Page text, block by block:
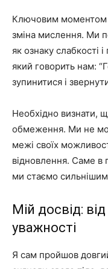
Ключовим моментом
зміна мислення. Ми
як ознаку слабкості
який говорить нам:
зупинитися і
Необхідно визнати,
обмеження. Ми не
межі своїх
відновлення. Саме в
ми стаємо
Мій досвід:
уважності
Я сам пройшов